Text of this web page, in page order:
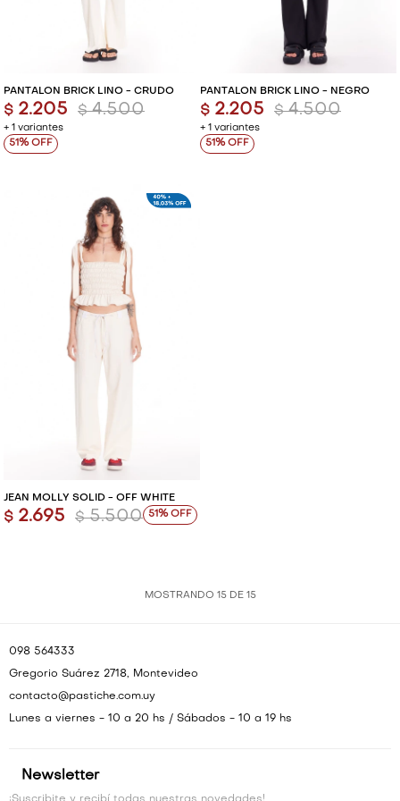
PANTALÓN BRICK LINO - CRUDO
+ 1 variantes
$ 2.205 $ 4.500
51
PANTALÓN BRICK LINO - NEGRO
+ 1 variantes
$ 2.205 $ 4.500
51
JEAN MOLLY SOLID - OFF WHITE
$ 2.695 $ 5.500 51
MOSTRANDO 15DE 15
Newsletter
¡Suscribite y recibí todas nuestras novedades!
098 564333
Gregorio Suárez 2718, Montevideo
contacto@pastiche.com.uy
Lunes a viernes - 10 a 20 hs / Sábados - 10 a 19 hs